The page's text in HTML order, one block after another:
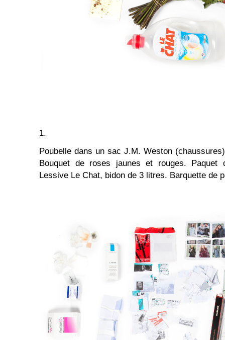
1.
Poubelle dans un sac J.M. Weston
Bouquet de roses jaunes et rouges. Paquet
Lessive Le Chat, bidon de 3 litres. Barquette de